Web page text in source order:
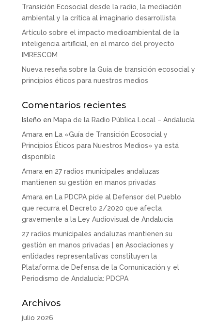
Transición Ecosocial desde la radio, la mediación
ambiental y la crítica al imaginario desarrollista
Artículo sobre el impacto medioambiental de la
inteligencia artificial, en el marco del proyecto
IMRESCOM
Nueva reseña sobre la Guía de transición ecosocial y
principios éticos para nuestros medios
Comentarios recientes
Isleño en Mapa de la Radio Pública Local – Andalucía
Amaraen La «Guía de Transición Ecosocial y
Principios Éticos para Nuestros Medios» ya está
disponible
Amaraen 27 radios municipales andaluzas
mantienen su gestión en manos privadas
Amaraen La PDCPA pide al Defensor del Pueblo
que recurra el Decreto 2/2020 que afecta
gravemente a la Ley Audiovisual de Andalucía
27 radios municipales andaluzas mantienen su
gestión en manos privadas | en Asociaciones y
entidades representativas constituyen la
Plataforma de Defensa de la Comunicación y el
Periodismo de Andalucía: PDCPA
Archivos
julio 2026